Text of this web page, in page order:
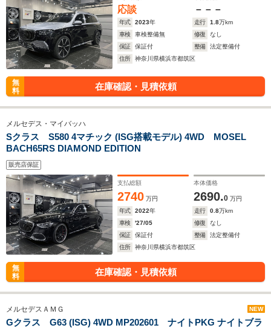
応談 －－－
年式 2023年 走行 1.8万km
車検
車検整備無 修復
なし
保証
保証付 整備
法定整備付
住所
神奈川県横浜市都筑区
無
料
在庫確認・見積依頼
メルセデス・マイバッハ
Sクラス S580 4マチック (ISG搭載モデル) 4WD MOSEL
BACH65RS DIAMOND EDITION
販売店保証
支払総額
2740 万円
本体価格
2690.0 万円
年式
2022年 走行 0.8万km
車検
'27/05 修復
なし
保証
保証付 整備
法定整備付
住所
神奈川県横浜市都筑区
無
料
在庫確認・見積依頼
メルセデスＡＭＧ NEW
Gクラス G63 (ISG) 4WD MP202601 ナイトPKG ナイトブラ